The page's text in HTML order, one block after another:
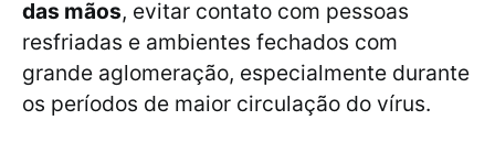
das mãos, evitar contato com pessoas
resfriadas e ambientes fechados com
grande aglomeração, especialmente durante
os períodos de maior circulação do vírus.